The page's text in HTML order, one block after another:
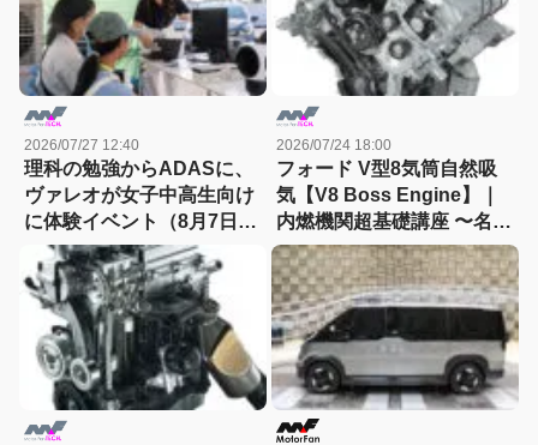
2026/07/27 12:40
理科の勉強からADASに、
ヴァレオが女子中高生向け
に体験イベント（8月7日締
切）
2026/07/24 18:00
フォード V型8気筒自然吸
気【V8 Boss Engine】｜
内燃機関超基礎講座 〜名作
エンジン図鑑